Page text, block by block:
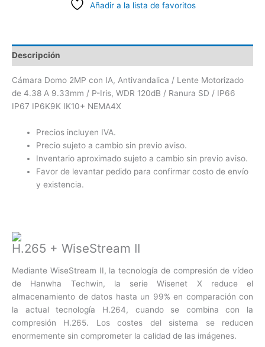
Añadir a la lista de favoritos
Descripción
Cámara Domo 2MP con IA, Antivandalica / Lente Motorizado
de 4.38 A 9.33mm / P-Iris, WDR 120dB / Ranura SD / IP66
IP67 IP6K9K IK10+ NEMA4X
Precios incluyen IVA.
Precio sujeto a cambio sin previo aviso.
Inventario aproximado sujeto a cambio sin previo aviso.
Favor de levantar pedido para confirmar costo de envío
y existencia.
H.265 + WiseStream II
Mediante WiseStream II, la tecnología de compresión de vídeo
de Hanwha Techwin, la serie Wisenet X reduce el
almacenamiento de datos hasta un 99% en comparación con
la actual tecnología H.264, cuando se combina con la
compresión H.265. Los costes del sistema se reducen
enormemente sin comprometer la calidad de las imágenes.